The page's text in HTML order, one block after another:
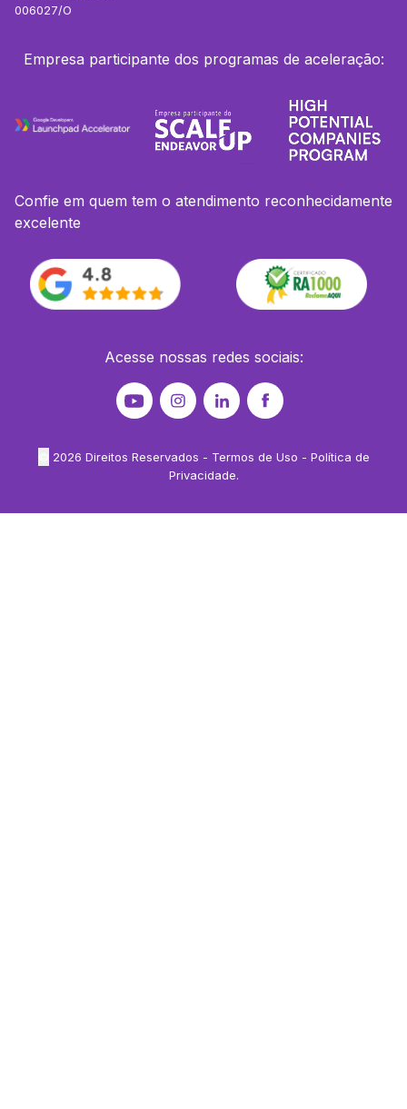
006027/O
Empresa participante dos programas de aceleração:
Confie em quem tem o atendimento reconhecidamente
excelente
Acesse nossas redes sociais:
2026 Direitos Reservados - Termos de Uso - Política de
Privacidade.